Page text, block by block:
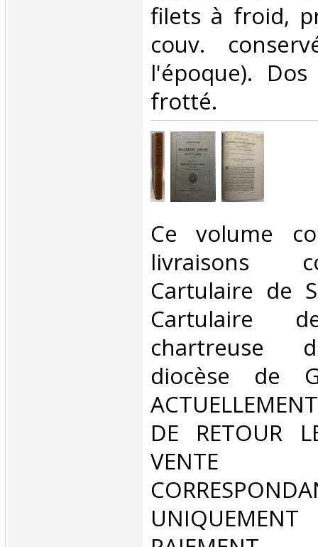
filets à froid,
couv.
l'époque).
frotté.‎
‎Ce volume
livraisons
Cartulaire de
Cartulaire
chartreuse
diocèse de
DE RETOUR